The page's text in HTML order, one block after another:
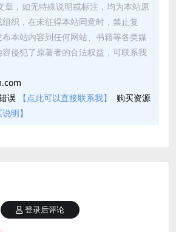
章，如无特殊说明或标注，均为本站原
织，在未征得本站同意时，禁止复
本站内容到任何网站、书籍等各类媒
侵犯了原著者的合法权益，可联系我
误
【点此可以直接联系我】
购买资源
明】
登录后评论